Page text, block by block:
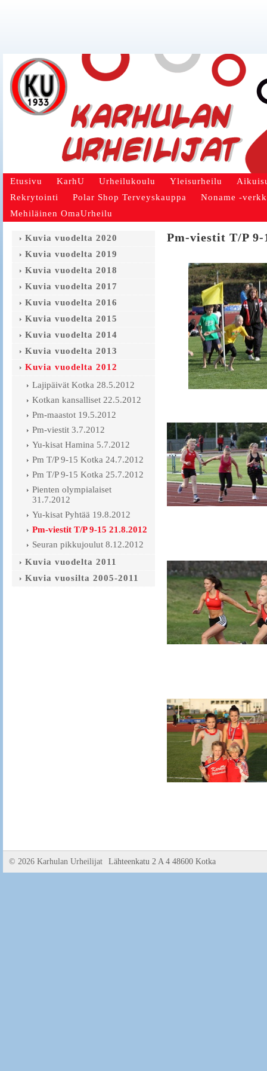
Etusivu KarhU Urheilukoulu Yleisurheilu
Rekrytointi
Polar Shop Terveyskauppa
Noname -
Mehiläinen OmaUrheilu
Pm-viestit T/P 9-
Kuvia vuodelta 2020
Kuvia vuodelta 2019
Kuvia vuodelta 2018
Kuvia vuodelta 2017
Kuvia vuodelta 2016
Kuvia vuodelta 2015
Kuvia vuodelta 2014
Kuvia vuodelta 2013
Kuvia vuodelta 2012
Lajipäivät Kotka 28.5.2012
Kotkan kansalliset 22.5.2012
Pm-maastot 19.5.2012
Pm-viestit 3.7.2012
Yu-kisat Hamina 5.7.2012
Pm T/P 9-15 Kotka 24.7.2012
Pm T/P 9-15 Kotka 25.7.2012
Pienten olympialaiset
31.7.2012
Yu-kisat Pyhtää 19.8.2012
Pm-viestit T/P 9-15 21.8.2012
Seuran pikkujoulut 8.12.2012
Kuvia vuodelta 2011
Kuvia vuosilta 2005-2011
© 2026 Karhulan Urheilijat Lähteenkatu 2 A 4 48600 Kotka